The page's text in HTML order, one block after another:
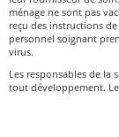
ménage ne sont pas
reçu des instructions
personnel soignant
virus.
Les responsables de
tout développement.